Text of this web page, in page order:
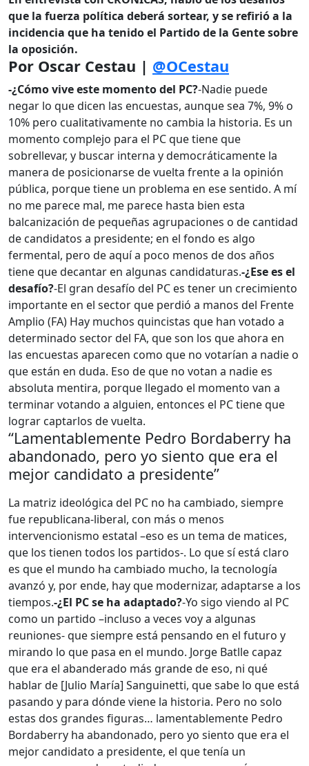
que la fuerza política deberá sortear, y se refirió a la
incidencia que ha tenido el Partido de la Gente sobre
la oposición.
Por Oscar Cestau | @OCestau
-¿Cómo vive este momento del PC?-Nadie puede
negar lo que dicen las encuestas, aunque sea 7%, 9% o
10% pero cualitativamente no cambia la historia. Es un
momento complejo para el PC que tiene que
sobrellevar, y buscar interna y democráticamente la
manera de posicionarse de vuelta frente a la opinión
pública, porque tiene un problema en ese sentido. A mí
no me parece mal, me parece hasta bien esta
balcanización de pequeñas agrupaciones o de cantidad
de candidatos a presidente; en el fondo es algo
fermental, pero de aquí a poco menos de dos años
tiene que decantar en algunas candidaturas.-¿Ese es el
desafío?-El gran desafío del PC es tener un crecimiento
importante en el sector que perdió a manos del Frente
Amplio (FA) Hay muchos quincistas que han votado a
determinado sector del FA, que son los que ahora en
las encuestas aparecen como que no votarían a nadie o
que están en duda. Eso de que no votan a nadie es
absoluta mentira, porque llegado el momento van a
terminar votando a alguien, entonces el PC tiene que
lograr captarlos de vuelta.
“Lamentablemente Pedro Bordaberry ha
abandonado, pero yo siento que era el
mejor candidato a presidente”
La matriz ideológica del PC no ha cambiado, siempre
fue republicana-liberal, con más o menos
intervencionismo estatal –eso es un tema de matices,
que los tienen todos los partidos-. Lo que sí está claro
es que el mundo ha cambiado mucho, la tecnología
avanzó y, por ende, hay que modernizar, adaptarse a los
tiempos.-¿El PC se ha adaptado?-Yo sigo viendo al PC
como un partido –incluso a veces voy a algunas
reuniones- que siempre está pensando en el futuro y
mirando lo que pasa en el mundo. Jorge Batlle capaz
que era el abanderado más grande de eso, ni qué
hablar de [Julio María] Sanguinetti, que sabe lo que está
pasando y para dónde viene la historia. Pero no solo
estas dos grandes figuras… lamentablemente Pedro
Bordaberry ha abandonado, pero yo siento que era el
mejor candidato a presidente, el que tenía un